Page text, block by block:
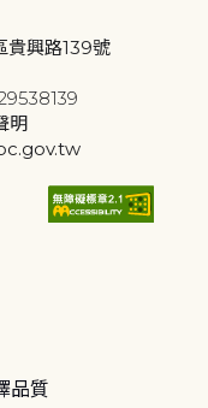
貴興路139號
明
品質